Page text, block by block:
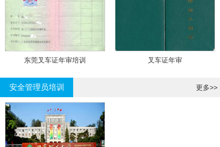
东莞叉车证年审培训 叉车证年审
安全管理员培训 更多>>